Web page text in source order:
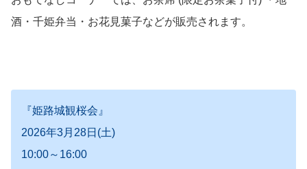
酒・千姫弁当・お花見菓子などが販売されます。
『姫路城観桜会』
2026年3月28日(土)
10:00～16:00